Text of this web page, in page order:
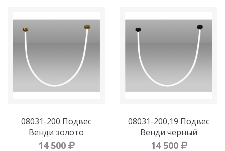
08031-200 Подвес
Венди золото
14 500
08031-200,19 Подвес
Венди черный
14 500